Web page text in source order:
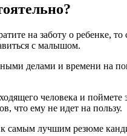
на заботу о ребенке,
с малышом.
делами и времени на
человека и поймете
что ему не идет на пользу.
самым лучшим резюме